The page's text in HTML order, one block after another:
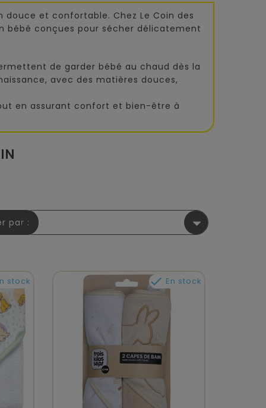
et confortable. Chez Le Coin des
bébé conçues pour sécher délicatement
de garder bébé au chaud dès la
avec des matières douces,
en assurant confort et bien-être à
par : 
stock  En stock